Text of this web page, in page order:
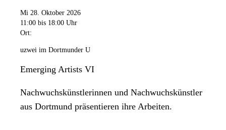
Mi 28. Oktober 2026
11:00 bis 18:00 Uhr
Ort:
uzwei im Dortmunder U
Emerging Artists VI
Nachwuchskünstlerinnen und Nachwuchskünstler
aus Dortmund präsentieren ihre Arbeiten.